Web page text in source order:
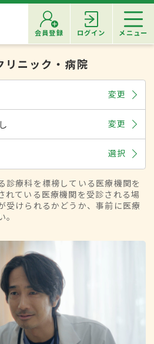
会員登録 ログイン メニュー
リニック・病院
変更
変更
選択
療科を標榜している医療機関を
れている医療機関を受診される場
受けられるかどうか、事前に医療